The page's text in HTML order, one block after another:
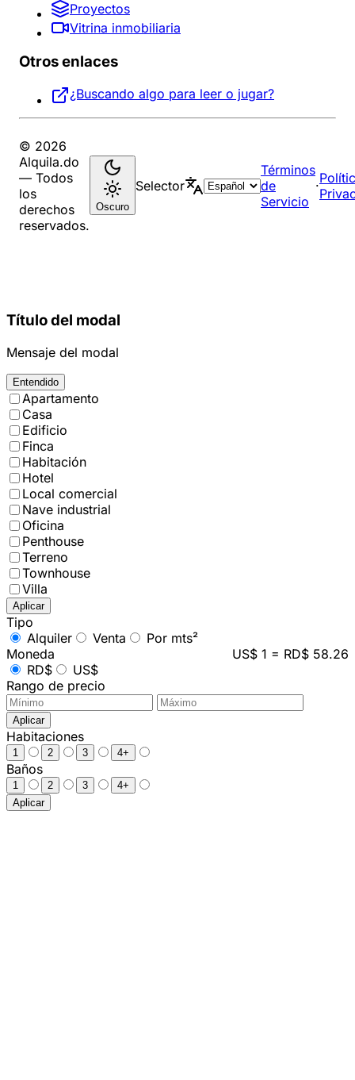
Proyectos
Vitrina inmobiliaria
Otros enlaces
¿Buscando algo para leer o jugar?
© 2026
Alquila.do
— Todos
los
derechos
reservados.
Oscuro
Selector
Términos
de
Servicio
·
Título del modal
Mensaje del modal
Entendido
Apartamento
Casa
Edificio
Finca
Habitación
Hotel
Local comercial
Nave industrial
Oficina
Penthouse
Terreno
Townhouse
Villa
Aplicar
Tipo
Alquiler
Venta
Por mts²
Moneda
US$ 1 = RD$ 58.26
RD$
US$
Rango de precio
Aplicar
Habitaciones
1 2 3 4+
Baños
1 2 3
4+
Aplicar